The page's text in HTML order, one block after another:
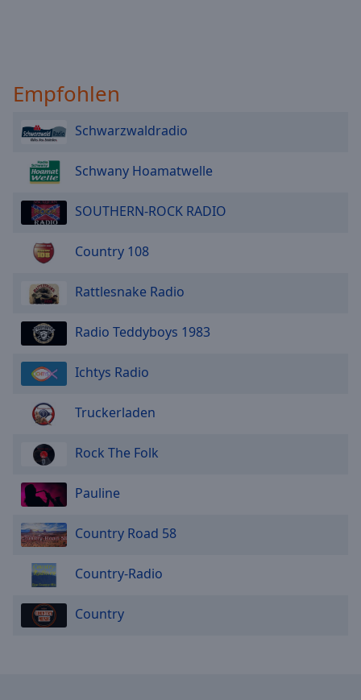
Empfohlen
Schwarzwaldradio
Schwany Hoamatwelle
SOUTHERN-ROCK RADIO
Country 108
Rattlesnake Radio
Radio Teddyboys 1983
Ichtys Radio
Truckerladen
Rock The Folk
Pauline
Country Road 58
Country-Radio
Country